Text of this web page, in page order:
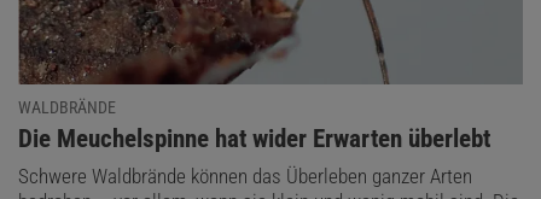
WALDBRÄNDE
:
Die Meuchelspinne hat wider Erwarten überlebt
Schwere Waldbrände können das Überleben ganzer Arten